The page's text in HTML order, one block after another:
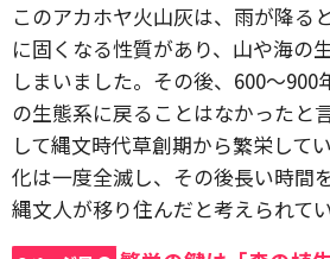
このアカホヤ火山灰は、雨が降る
に固くなる性質があり、山や海の
しまいました。その後、600〜900
の生態系に戻ることはなかったと
して縄文時代草創期から繁栄して
化は一度全滅し、その後長い時間
縄文人が移り住んだと考えられてい